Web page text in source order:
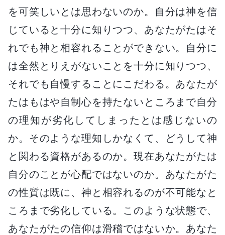
を可笑しいとは思わないのか。自分は神を信
じていると十分に知りつつ、あなたがたはそ
れでも神と相容れることができない。自分に
は全然とりえがないことを十分に知りつつ、
それでも自慢することにこだわる。あなたが
たはもはや自制心を持たないところまで自分
の理知が劣化してしまったとは感じないの
か。そのような理知しかなくて、どうして神
と関わる資格があるのか。現在あなたがたは
自分のことが心配ではないのか。あなたがた
の性質は既に、神と相容れるのが不可能なと
ころまで劣化している。このような状態で、
あなたがたの信仰は滑稽ではないか。あなた